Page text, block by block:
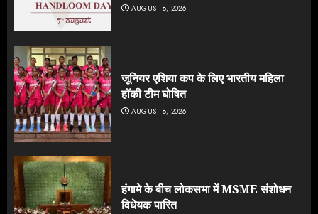
AUGUST 8, 2026
जूनियर एशिया कप के लिए भारतीय महिला
हॉकी टीम घोषित
AUGUST 8, 2026
हंगामे के बीच लोकसभा में MSME संशोधन
विधेयक पारित